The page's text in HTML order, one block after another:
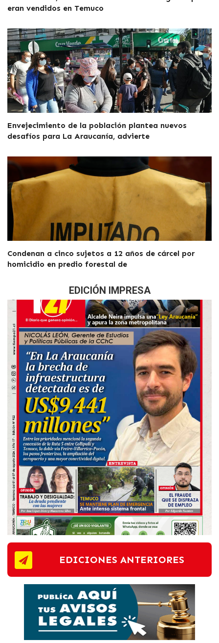
eran vendidos en Temuco
Envejecimiento de la población plantea nuevos
desafíos para La Araucanía, advierte
Condenan a cinco sujetos a 12 años de cárcel por
homicidio en predio forestal de
EDICIÓN IMPRESA
EDICIONES ANTERIORES